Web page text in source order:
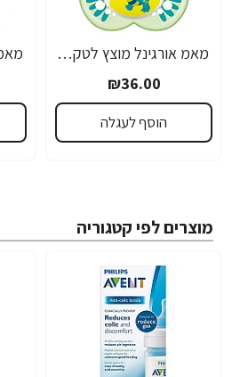
מאמ אורגינל מוצץ לטקס 6+ תכלת - 2 יחידות - מבית MAM
₪36.00
הוסף לעגלה
מוצרים לפי קטגוריה